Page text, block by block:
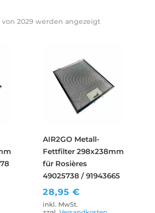
von 2029 werden angezeigt
AIR2GO Metall-
Fettfilter 298x238mm
für Rosières
49025738 / 91943665
28,95 €
inkl. MwSt.